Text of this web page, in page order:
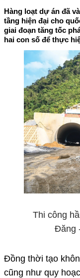
Hàng loạt dự án đã
tầng hiện đại cho
giai đoạn tăng tốc
hai con số để thực
Thi công
Đăng
Đồng thời tạo
cũng như quy